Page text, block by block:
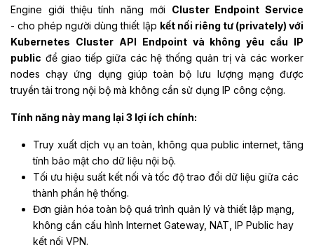
Engine giới thiệu tính năng mới Cluster Endpoint Service
- cho phép người dùng thiết lập kết nối riêng tư (privately) với
Kubernetes Cluster API Endpoint và không yêu cầu IP
public để giao tiếp giữa các hệ thống quản trị và các worker
nodes chạy ứng dụng giúp toàn bộ lưu lượng mạng được
truyền tải trong nội bộ mà không cần sử dụng IP công cộng.
Tính năng này mang lại 3 lợi ích chính:
Truy xuất dịch vụ an toàn, không qua public internet, tăng
tính bảo mật cho dữ liệu nội bộ.
Tối ưu hiệu suất kết nối và tốc độ trao đổi dữ liệu giữa các
thành phần hệ thống.
Đơn giản hóa toàn bộ quá trình quản lý và thiết lập mạng,
không cần cấu hình Internet Gateway, NAT, IP Public hay
kết nối VPN.